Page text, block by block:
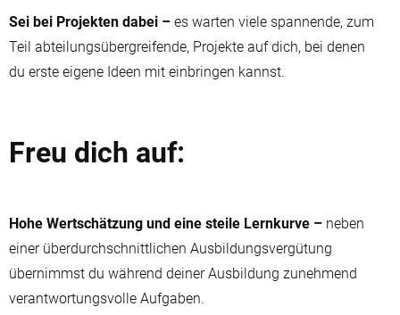
Sei bei Projekten dabei – es warten viele spannende, zum
Teil abteilungsübergreifende, Projekte auf dich, bei denen
du erste eigene Ideen mit einbringen kannst.
Freu dich auf:
Hohe Wertschätzung und eine steile Lernkurve – neben
einer überdurchschnittlichen Ausbildungsvergütung
übernimmst du während deiner Ausbildung zunehmend
verantwortungsvolle Aufgaben.